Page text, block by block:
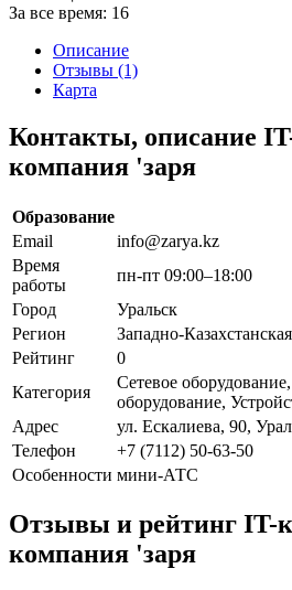
За все время: 16
Описание
Отзывы (1)
Карта
Контакты, описание
компания 'заря
Образование
Email
info@zarya.kz
Время
работы
пн-пт 09:00–18:00
Город
Уральск
Регион
Западно-
Рейтинг
0
Категория
Сетевое
оборудование,
Адрес
ул. Ескалиева, 90,
Телефон
+7 (7112) 50-63-50
Особенности мини-АТС
Отзывы и рейтинг
компания 'заря